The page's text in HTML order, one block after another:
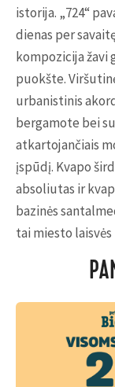
istorija. „724“
dienas per
kompozicija žavi
puokšte.
urbanistinis
bergamote bei
atkartojančiais
įspūdį. Kvapo
absoliutas ir
bazinės
tai miesto